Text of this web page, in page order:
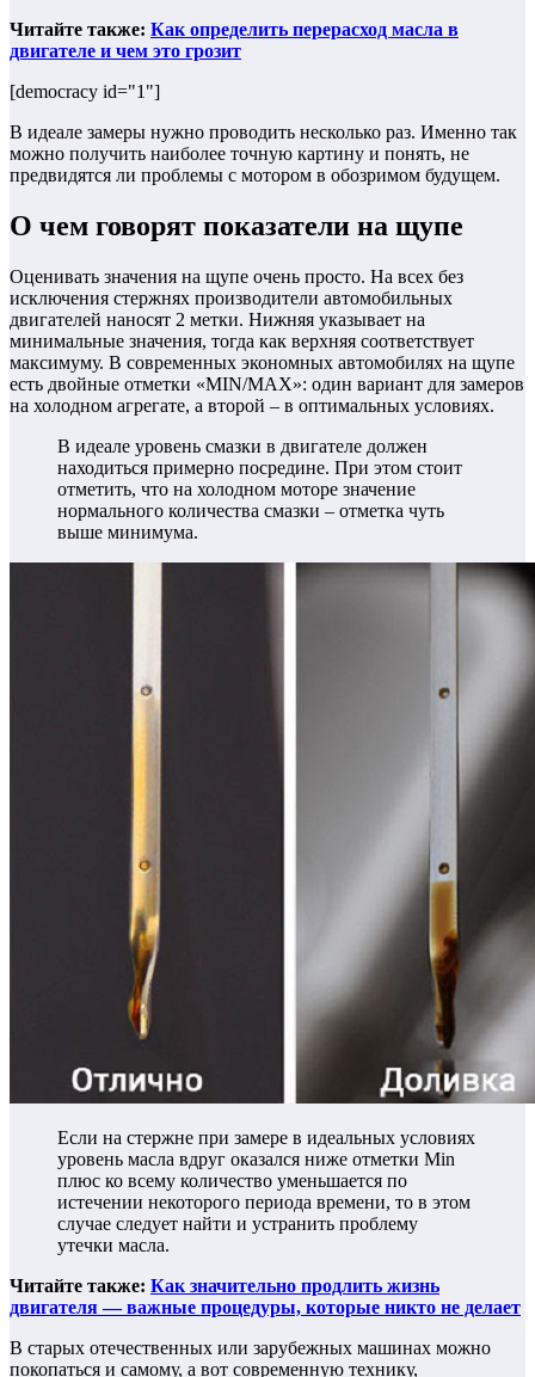
Читайте также: Как определить перерасход масла в
двигателе и чем это грозит
[democracy id="1"]
В идеале замеры нужно проводить несколько раз. Именно так
можно получить наиболее точную картину и понять, не
предвидятся ли проблемы с мотором в обозримом будущем.
О чем говорят показатели на щупе
Оценивать значения на щупе очень просто. На всех без
исключения стержнях производители автомобильных
двигателей наносят 2 метки. Нижняя указывает на
минимальные значения, тогда как верхняя соответствует
максимуму. В современных экономных автомобилях на щупе
есть двойные отметки «MIN/MAX»: один вариант для замеров
на холодном агрегате, а второй – в оптимальных условиях.
В идеале уровень смазки в двигателе должен
находиться примерно посредине. При этом стоит
отметить, что на холодном моторе значение
нормального количества смазки – отметка чуть
выше минимума.
Если на стержне при замере в идеальных условиях
уровень масла вдруг оказался ниже отметки Min
плюс ко всему количество уменьшается по
истечении некоторого периода времени, то в этом
случае следует найти и устранить проблему
утечки масла.
Читайте также: Как значительно продлить жизнь
двигателя — важные процедуры, которые никто не делает
В старых отечественных или зарубежных машинах можно
покопаться и самому, а вот современную технику,